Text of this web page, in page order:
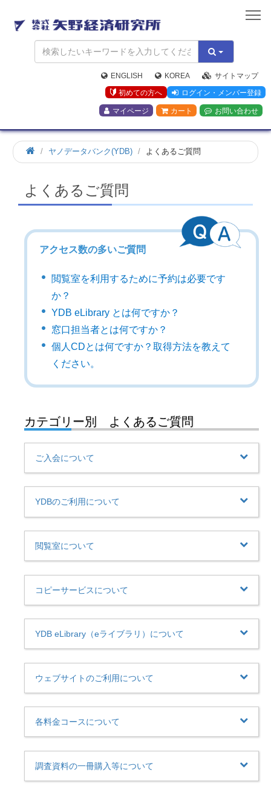
矢
野
経
済
研
究
所
ENGLISH KOREA
サイトマップ
初めての方へ
ログイン・メンバー登録
マイページ カート お問い合わせ
ヤノデータバンク(YDB) よくあるご質問
よくあるご質問
アクセス数の多いご質問
閲覧室を利用するために予約は必要です
か？
YDB eLibrary とは何ですか？
窓口担当者とは何ですか？
個人CDとは何ですか？取得方法を教えて
ください。
カテゴリー別 よくあるご質問
ご入会について
YDBのご利用について
閲覧室について
コピーサービスについて
YDB eLibrary（eライブラリ）について
ウェブサイトのご利用について
各料金コースについて
調査資料の一冊購入等について